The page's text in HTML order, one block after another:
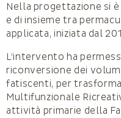
Nella progettazione si
e di insieme tra
applicata, iniziata dal
L’intervento ha
riconversione dei
fatiscenti, per
Multifunzionale
attività primarie della